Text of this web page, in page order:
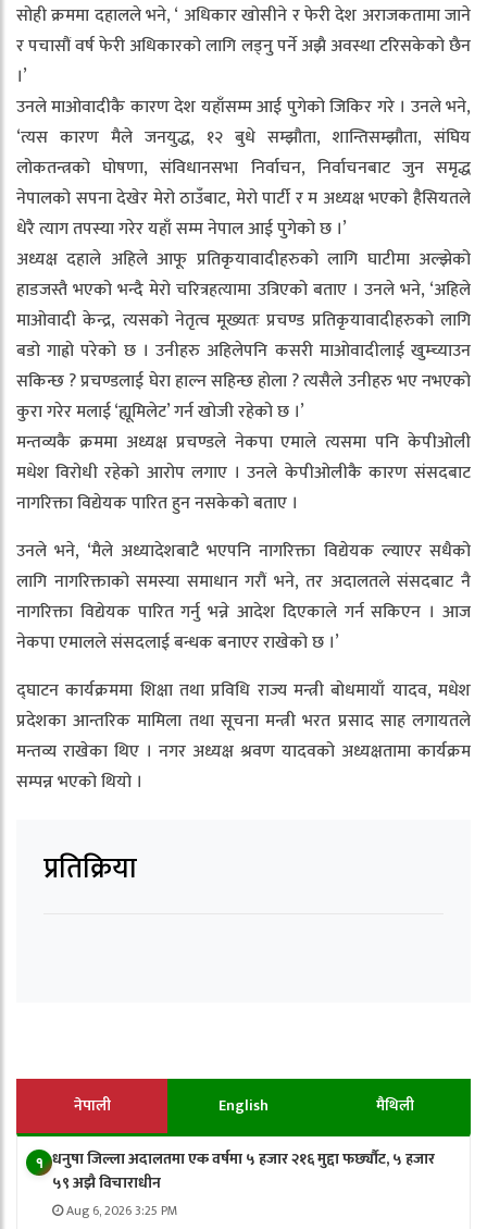
सोही क्रममा दहालले भने, ‘ अधिकार खोसीने र फेरी देश अराजकतामा जाने
र पचासौं वर्ष फेरी अधिकारको लागि लड्नु पर्ने अझै अवस्था टरिसकेको छैन
।’
उनले माओवादीकै कारण देश यहाँसम्म आई पुगेको जिकिर गरे । उनले भने,
‘त्यस कारण मैले जनयुद्ध, १२ बुधे सम्झौता, शान्तिसम्झौता, संघिय
लोकतन्त्रको घोषणा, संविधानसभा निर्वाचन, निर्वाचनबाट जुन समृद्ध
नेपालको सपना देखेर मेरो ठाउँबाट, मेरो पार्टी र म अध्यक्ष भएको हैसियतले
धेरै त्याग तपस्या गरेर यहाँ सम्म नेपाल आई पुगेको छ ।’
अध्यक्ष दहाले अहिले आफू प्रतिकृयावादीहरुको लागि घाटीमा अल्झेको
हाडजस्तै भएको भन्दै मेरो चरित्रहत्यामा उत्रिएको बताए । उनले भने, ‘अहिले
माओवादी केन्द्र, त्यसको नेतृत्व मूख्यतः प्रचण्ड प्रतिकृयावादीहरुको लागि
बडो गाह्रो परेको छ । उनीहरु अहिलेपनि कसरी माओवादीलाई खुम्च्याउन
सकिन्छ ? प्रचण्डलाई घेरा हाल्न सहिन्छ होला ? त्यसैले उनीहरु भए नभएको
कुरा गरेर मलाई ‘ह्यूमिलेट’ गर्न खोजी रहेको छ ।’
मन्तव्यकै क्रममा अध्यक्ष प्रचण्डले नेकपा एमाले त्यसमा पनि केपीओली
मधेश विरोधी रहेको आरोप लगाए । उनले केपीओलीकै कारण संसदबाट
नागरिक्ता विद्येयक पारित हुन नसकेको बताए ।
उनले भने, ‘मैले अध्यादेशबाटै भएपनि नागरिक्ता विद्येयक ल्याएर सधैको
लागि नागरिक्ताको समस्या समाधान गरौं भने, तर अदालतले संसदबाट नै
नागरिक्ता विद्येयक पारित गर्नु भन्ने आदेश दिएकाले गर्न सकिएन । आज
नेकपा एमालले संसदलाई बन्धक बनाएर राखेको छ ।’
द्घाटन कार्यक्रममा शिक्षा तथा प्रविधि राज्य मन्त्री बोधमायाँ यादव, मधेश
प्रदेशका आन्तरिक मामिला तथा सूचना मन्त्री भरत प्रसाद साह लगायतले
मन्तव्य राखेका थिए । नगर अध्यक्ष श्रवण यादवको अध्यक्षतामा कार्यक्रम
सम्पन्न भएको थियो ।
प्रतिक्रिया
नेपाली English मैथिली
१ धनुषा जिल्ला अदालतमा एक वर्षमा ५ हजार २१६ मुद्दा फर्छ्यौट, ५ हजार
५९ अझै विचाराधीन
Aug 6, 2026 3:25 PM